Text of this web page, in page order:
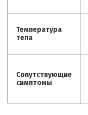
Температура
тела
Сопутствующие
симптомы